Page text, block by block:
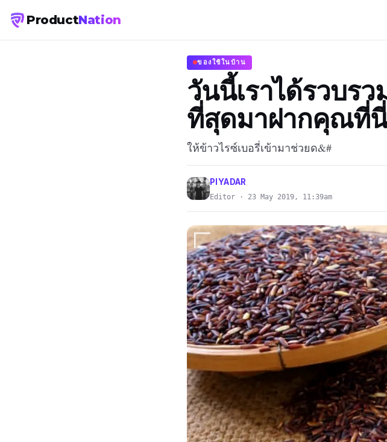
ProductNation
ของใช้ในบ้าน
วันนี้เราได้รวบร
ที่สุดมาฝากคุณที่นี่
ให้ข้าวไรซ์เบอรี่เข้ามาช่วยด&#
PIYADAR
Editor · 23 May 2019, 11:39am